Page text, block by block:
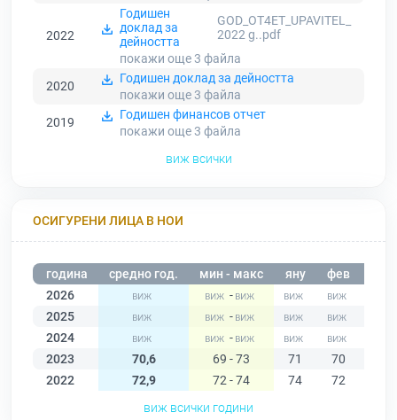
2022
Годишен
доклад за
дейността
GOD_OT4ET_UPAVITEL_
2022 g..pdf
покажи още 3 файла
2020
Годишен доклад за дейността
покажи още 3 файла
2019
Годишен финансов отчет
покажи още 3 файла
виж всички
ОСИГУРЕНИ ЛИЦА В НОИ
година средно год. мин - макс яну фев
2026
-
2025
-
2024
-
2023
70,6 69 - 73 71 70
2022
72,9 72 - 74 74 72
виж всички години